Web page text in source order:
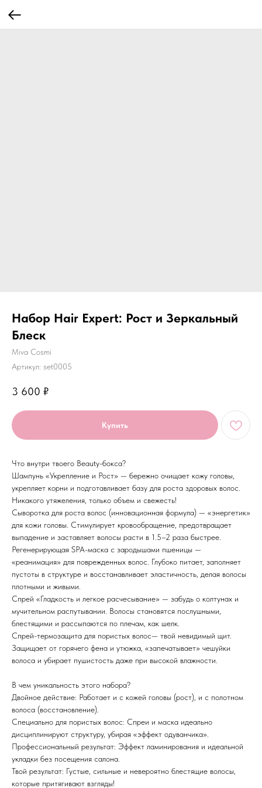
Набор Hair Expert: Рост и Зеркальный
Блеск
Miva Cosmi
Артикул: set0005
3 600 ₽
Купить
Что внутри твоего Beauty-бокса?
Шампунь «Укрепление и Рост» — бережно очищает кожу головы,
укрепляет корни и подготавливает базу для роста здоровых волос.
Никакого утяжеления, только объем и свежесть!
Сыворотка для роста волос (инновационная формула) — «энергетик»
для кожи головы. Стимулирует кровообращение, предотвращает
выпадение и заставляет волосы расти в 1.5–2 раза быстрее.
Регенерирующая SPA-маска с зародышами пшеницы —
«реанимация» для поврежденных волос. Глубоко питает, заполняет
пустоты в структуре и восстанавливает эластичность, делая волосы
плотными и живыми.
Спрей «Гладкость и легкое расчесывание» — забудь о колтунах и
мучительном распутывании. Волосы становятся послушными,
блестящими и рассыпаются по плечам, как шелк.
Спрей-термозащита для пористых волос— твой невидимый щит.
Защищает от горячего фена и утюжка, «запечатывает» чешуйки
волоса и убирает пушистость даже при высокой влажности.
В чем уникальность этого набора?
Двойное действие: Работает и с кожей головы (рост), и с полотном
волоса (восстановление).
Специально для пористых волос: Спреи и маска идеально
дисциплинируют структуру, убирая «эффект одуванчика».
Профессиональный результат: Эффект ламинирования и идеальной
укладки без посещения салона.
Твой результат: Густые, сильные и невероятно блестящие волосы,
которые притягивают взгляды!